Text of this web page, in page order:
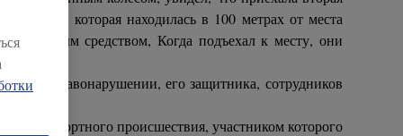
которая находилась в 100 метрах от места
средством, Когда подъехал к месту, они
правонарушении, его защитника, сотрудников
транспортного происшествия, участником которого